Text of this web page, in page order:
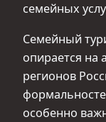
семейных
Семейный
опирается на
регионов
особенно